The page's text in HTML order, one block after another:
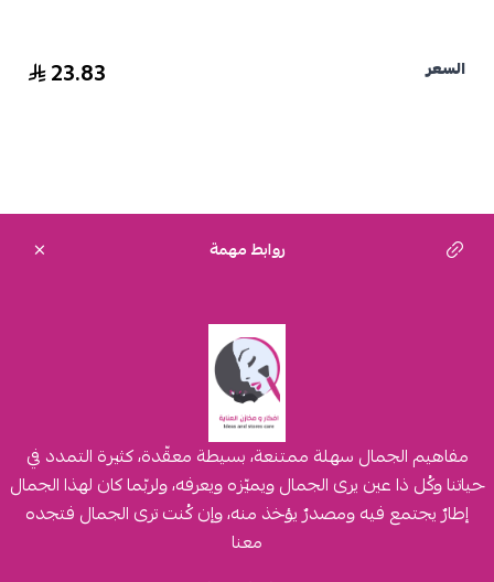
السعر 23.83
روابط مهمة
مفاهيم الجمال سهلة ممتنعة، بسيطة معقّدة، كثيرة التمدد في
حياتنا وكُل ذا عين يرى الجمال ويميّزه ويعرفه، ولربّما كان لهذا الجمال
إطارٌ يجتمع فيه ومصدرٌ يؤخذ منه، وإن كُنت ترى الجمال فتجده
معنا